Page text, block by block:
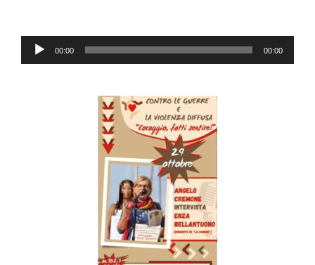
Audio
Player
00:00 00:00